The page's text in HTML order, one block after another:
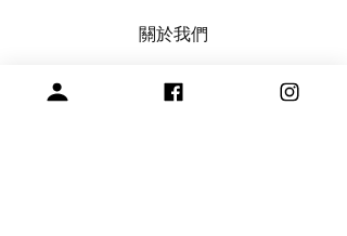
關於我們
常見問題